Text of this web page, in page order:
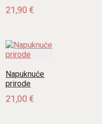
21,90€
Napuknuće
prirode
21,00€